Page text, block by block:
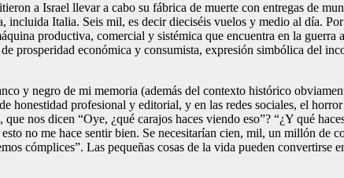
a Israel llevar a cabo su fábrica de muerte con entregas de
incluida Italia. Seis mil, es decir dieciséis vuelos y medio al día.
productiva, comercial y sistémica que encuentra en la guerra
prosperidad económica y consumista, expresión simbólica del
y negro de mi memoria (además del contexto histórico
honestidad profesional y editorial, y en las redes sociales, el
nos dicen “Oye, ¿qué carajos haces viendo eso”? “¿Y qué
no me hace sentir bien. Se necesitarían cien, mil, un millón de
cómplices”. Las pequeñas cosas de la vida pueden convertirse